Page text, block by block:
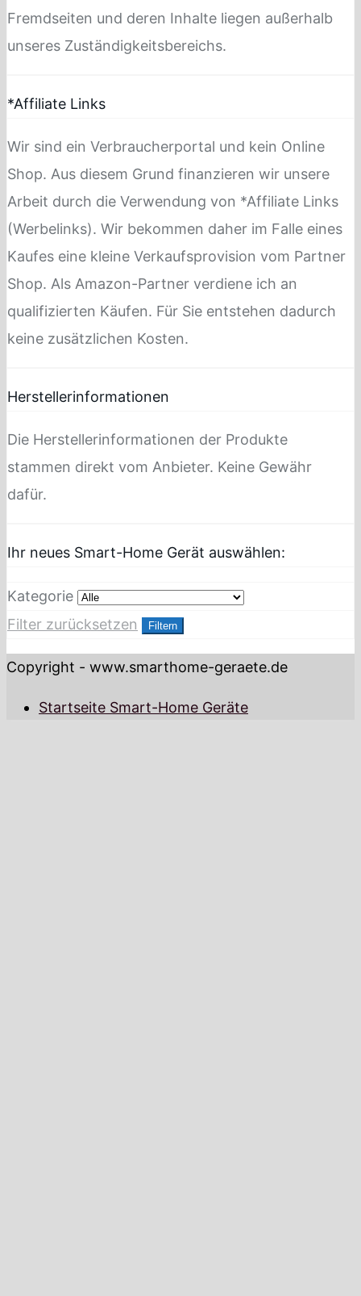
Fremdseiten und deren Inhalte liegen außerhalb
unseres Zuständigkeitsbereichs.
*Affiliate Links
Wir sind ein Verbraucherportal und kein Online
Shop. Aus diesem Grund finanzieren wir unsere
Arbeit durch die Verwendung von *Affiliate Links
(Werbelinks). Wir bekommen daher im Falle eines
Kaufes eine kleine Verkaufsprovision vom Partner
Shop. Als Amazon-Partner verdiene ich an
qualifizierten Käufen. Für Sie entstehen dadurch
keine zusätzlichen Kosten.
Herstellerinformationen
Die Herstellerinformationen der Produkte
stammen direkt vom Anbieter. Keine Gewähr
dafür.
Ihr neues Smart-Home Gerät auswählen:
Kategorie
Filter zurücksetzen
Filtern
Copyright - www.smarthome-geraete.de
Startseite Smart-Home Geräte